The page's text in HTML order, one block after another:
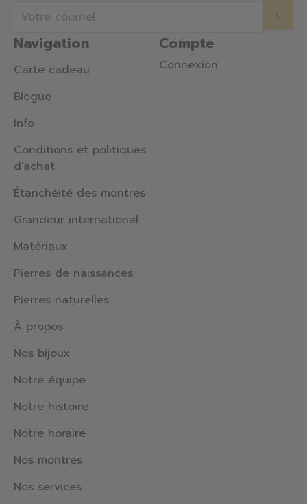
Navigation
Carte cadeau
Blogue
Info
Conditions et politiques
d'achat
Étanchéité des montres
Grandeur international
Matériaux
Pierres de naissances
Pierres naturelles
À propos
Nos bijoux
Notre équipe
Notre histoire
Notre horaire
Nos montres
Nos services
Compte
Connexion